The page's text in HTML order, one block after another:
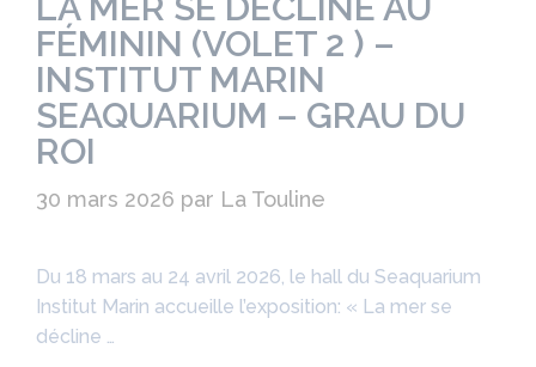
FÉMININ (VOLET 2 ) –
INSTITUT MARIN
SEAQUARIUM – GRAU DU
ROI
30 mars 2026 par La Touline
Du 18 mars au 24 avril 2026, le hall du Seaquarium
Institut Marin accueille l’exposition: « La mer se
décline …